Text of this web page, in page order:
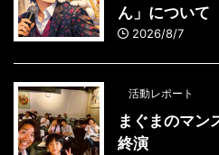
ん」について
2026/8/7
活動レポート
まぐまのマン
終演